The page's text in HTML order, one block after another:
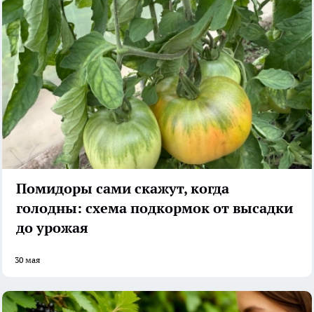
Помидоры сами скажут, когда
голодны: схема подкормок от высадки
до урожая
30 мая